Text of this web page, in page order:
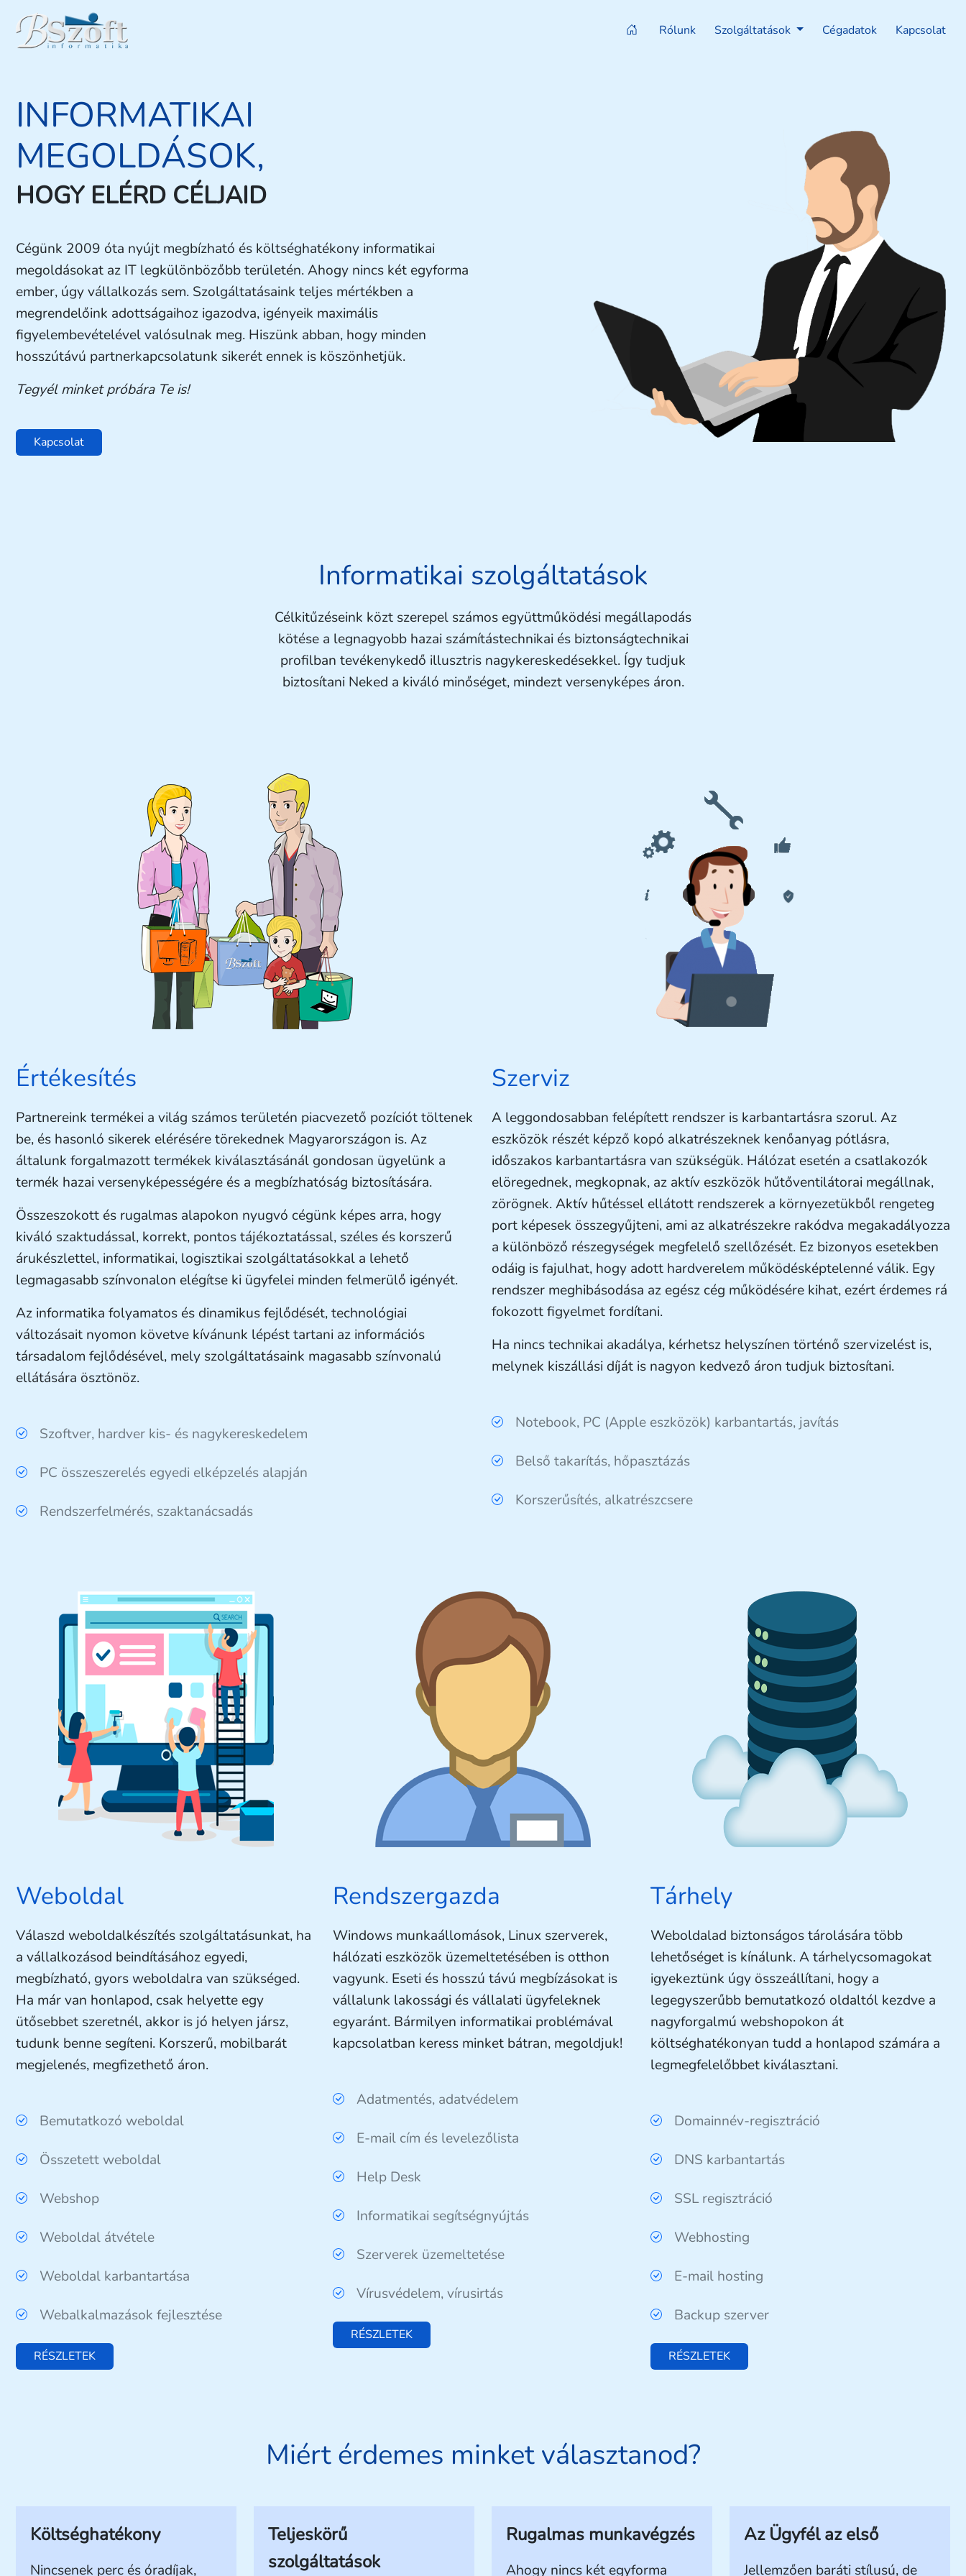
Rólunk Szolgáltatások Cégadatok Kapcsolat
INFORMATIKAI
MEGOLDÁSOK,
HOGY ELÉRD CÉLJAID
Cégünk 2009 óta nyújt megbízható és költséghatékony informatikai
megoldásokat az IT legkülönbözőbb területén. Ahogy nincs két egyforma
ember, úgy vállalkozás sem. Szolgáltatásaink teljes mértékben a
megrendelőink adottságaihoz igazodva, igényeik maximális
figyelembevételével valósulnak meg. Hiszünk abban, hogy minden
hosszútávú partnerkapcsolatunk sikerét ennek is köszönhetjük.
Tegyél minket próbára Te is!
Kapcsolat
Informatikai szolgáltatások
Célkitűzéseink közt szerepel számos együttműködési megállapodás
kötése a legnagyobb hazai számítástechnikai és biztonságtechnikai
profilban tevékenykedő illusztris nagykereskedésekkel. Így tudjuk
biztosítani Neked a kiváló minőséget, mindezt versenyképes áron.
Értékesítés
Partnereink termékei a világ számos területén piacvezető pozíciót töltenek
be, és hasonló sikerek elérésére törekednek Magyarországon is. Az
általunk forgalmazott termékek kiválasztásánál gondosan ügyelünk a
termék hazai versenyképességére és a megbízhatóság biztosítására.
Összeszokott és rugalmas alapokon nyugvó cégünk képes arra, hogy
kiváló szaktudással, korrekt, pontos tájékoztatással, széles és korszerű
árukészlettel, informatikai, logisztikai szolgáltatásokkal a lehető
legmagasabb színvonalon elégítse ki ügyfelei minden felmerülő igényét.
Az informatika folyamatos és dinamikus fejlődését, technológiai
változásait nyomon követve kívánunk lépést tartani az információs
társadalom fejlődésével, mely szolgáltatásaink magasabb színvonalú
ellátására ösztönöz.
Szoftver, hardver kis- és nagykereskedelem
PC összeszerelés egyedi elképzelés alapján
Rendszerfelmérés, szaktanácsadás
Szerviz
A leggondosabban felépített rendszer is karbantartásra szorul. Az
eszközök részét képző kopó alkatrészeknek kenőanyag pótlásra,
időszakos karbantartásra van szükségük. Hálózat esetén a csatlakozók
elöregednek, megkopnak, az aktív eszközök hűtőventilátorai megállnak,
zörögnek. Aktív hűtéssel ellátott rendszerek a környezetükből rengeteg
port képesek összegyűjteni, ami az alkatrészekre rakódva megakadályozza
a különböző részegységek megfelelő szellőzését. Ez bizonyos esetekben
odáig is fajulhat, hogy adott hardverelem működésképtelenné válik. Egy
rendszer meghibásodása az egész cég működésére kihat, ezért érdemes rá
fokozott figyelmet fordítani.
Ha nincs technikai akadálya, kérhetsz helyszínen történő szervizelést is,
melynek kiszállási díját is nagyon kedvező áron tudjuk biztosítani.
Notebook, PC (Apple eszközök) karbantartás, javítás
Belső takarítás, hőpasztázás
Korszerűsítés, alkatrészcsere
Weboldal
Válaszd weboldalkészítés szolgáltatásunkat, ha
a vállalkozásod beindításához egyedi,
megbízható, gyors weboldalra van szükséged.
Ha már van honlapod, csak helyette egy
ütősebbet szeretnél, akkor is jó helyen jársz,
tudunk benne segíteni. Korszerű, mobilbarát
megjelenés, megfizethető áron.
Bemutatkozó weboldal
Összetett weboldal
Webshop
Weboldal átvétele
Weboldal karbantartása
Webalkalmazások fejlesztése
RÉSZLETEK
Rendszergazda
Windows munkaállomások, Linux szerverek,
hálózati eszközök üzemeltetésében is otthon
vagyunk. Eseti és hosszú távú megbízásokat is
vállalunk lakossági és vállalati ügyfeleknek
egyaránt. Bármilyen informatikai problémával
kapcsolatban keress minket bátran, megoldjuk!
Adatmentés, adatvédelem
E-mail cím és levelezőlista
Help Desk
Informatikai segítségnyújtás
Szerverek üzemeltetése
Vírusvédelem, vírusirtás
RÉSZLETEK
Tárhely
Weboldalad biztonságos tárolására több
lehetőséget is kínálunk. A tárhelycsomagokat
igyekeztünk úgy összeállítani, hogy a
legegyszerűbb bemutatkozó oldaltól kezdve a
nagyforgalmú webshopokon át
költséghatékonyan tudd a honlapod számára a
legmegfelelőbbet kiválasztani.
Domainnév-regisztráció
DNS karbantartás
SSL regisztráció
Webhosting
E-mail hosting
Backup szerver
RÉSZLETEK
Miért érdemes minket választanod?
Költséghatékony
Nincsenek perc és óradíjak,
Teljeskörű
szolgáltatások
Rugalmas munkavégzés
Ahogy nincs két egyforma
Az Ügyfél az első
Jellemzően baráti stílusú, de